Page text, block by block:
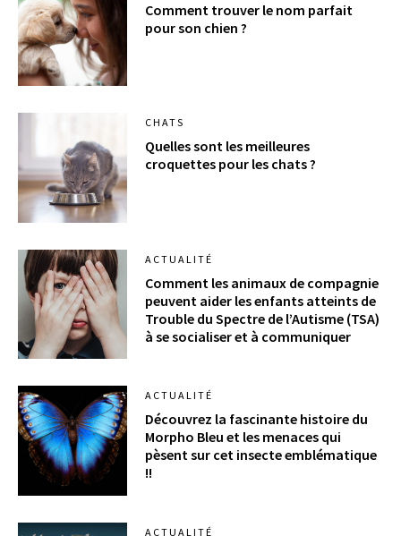
Comment trouver le nom parfait
pour son chien ?
CHATS
Quelles sont les meilleures
croquettes pour les chats ?
ACTUALITÉ
Comment les animaux de compagnie
peuvent aider les enfants atteints de
Trouble du Spectre de l’Autisme (TSA)
à se socialiser et à communiquer
ACTUALITÉ
Découvrez la fascinante histoire du
Morpho Bleu et les menaces qui
pèsent sur cet insecte emblématique
!!
ACTUALITÉ